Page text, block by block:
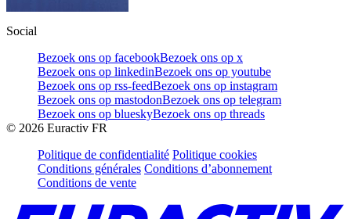
Social
Bezoek ons op facebookBezoek ons op x
Bezoek ons op linkedinBezoek ons op youtube
Bezoek ons op rss-feedBezoek ons op instagram
Bezoek ons op mastodonBezoek ons op telegram
Bezoek ons op blueskyBezoek ons op threads
© 2026 Euractiv FR
Politique de confidentialité Politique cookies
Conditions générales Conditions d’abonnement
Conditions de vente